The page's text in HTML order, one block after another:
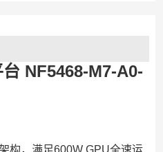
NF5468-M7-A0-